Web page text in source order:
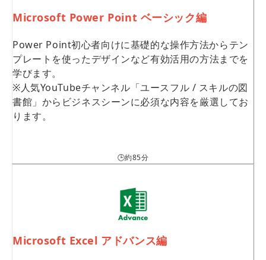
Microsoft Power Point ベーシック編
Power Point初心者向けに基礎的な操作方法からテン
プレートを使ったデザインなど有効活用の方法までを
学びます。
※人気YouTubeチャンネル「ユースフル / スキルの図
書館」からビジネスシーンに必須な内容を厳選してお
ります。
🕒約85分
Microsoft Excel アドバンス編